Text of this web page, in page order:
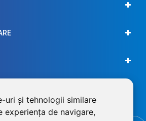
uri și tehnologii similare
experiența de navigare,